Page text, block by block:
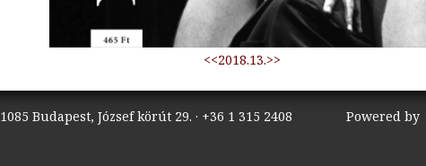
<<2018.13.>>
Budapest, József körút 29. · +36 1 315 2408 Powered by